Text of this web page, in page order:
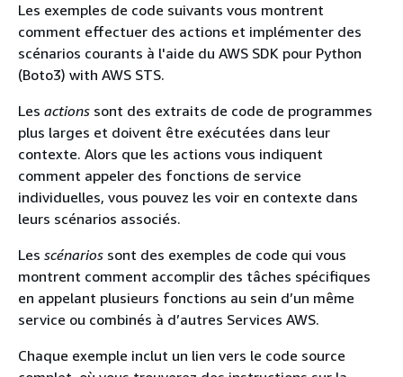
Les exemples de code suivants vous montrent
comment effectuer des actions et implémenter des
scénarios courants à l'aide du AWS SDK pour Python
(Boto3) with AWS STS.
Les actions sont des extraits de code de programmes
plus larges et doivent être exécutées dans leur
contexte. Alors que les actions vous indiquent
comment appeler des fonctions de service
individuelles, vous pouvez les voir en contexte dans
leurs scénarios associés.
Les scénarios sont des exemples de code qui vous
montrent comment accomplir des tâches spécifiques
en appelant plusieurs fonctions au sein d’un même
service ou combinés à d’autres Services AWS.
Chaque exemple inclut un lien vers le code source